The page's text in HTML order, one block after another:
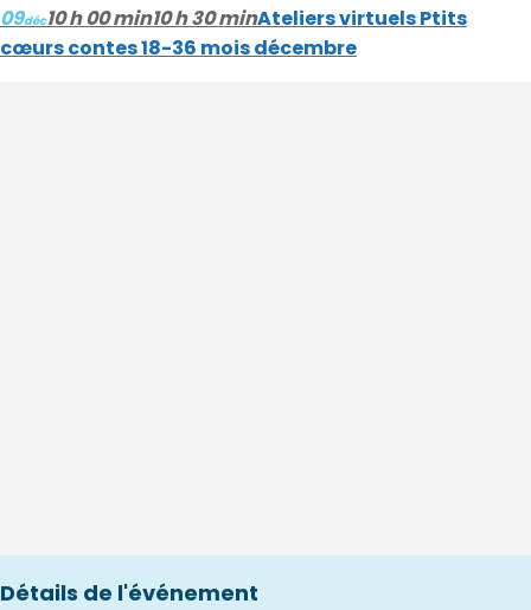
09déc10 h 00 min10 h 30 minAteliers virtuels Ptits
cœurs contes 18-36 mois décembre
Détails de l'événement